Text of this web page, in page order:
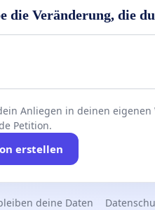
die Veränderung, die
Anliegen in deinen
Petition.
erstellen
deine Daten